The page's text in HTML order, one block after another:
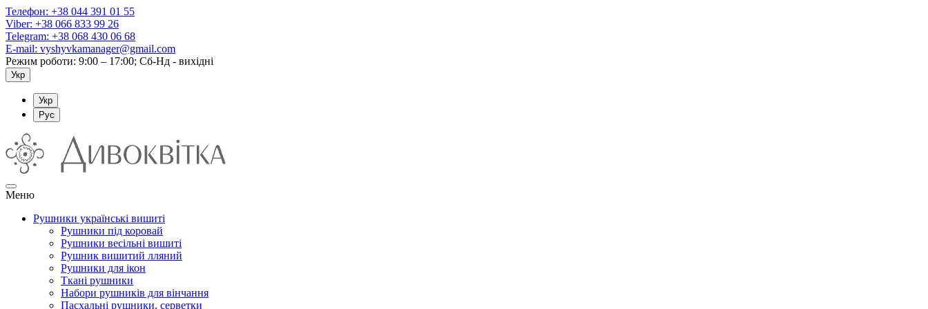
Телефон: +38 044 391 01 55
Viber: +38 066 833 99 26
Telegram: +38 068 430 06 68
E-mail: vyshyvkamanager@gmail.com
Режим роботи: 9:00 – 17:00; Сб-Нд - вихідні
Укр
Укр
Рус
Меню
Рушники українські вишиті
Рушники під коровай
Рушники весільні вишиті
Рушник вишитий лляний
Рушники для ікон
Ткані рушники
Набори рушників для вінчання
Пасхальні рушники, серветки